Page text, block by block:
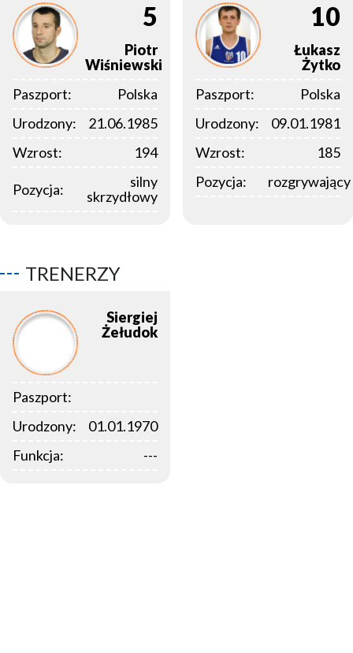
5
Piotr
Wiśniewski
Paszport:
Polska
Urodzony:
21.06.1985
Wzrost:
194
Pozycja:
silny
skrzydłowy
10
Łukasz
Żytko
Paszport:
Polska
Urodzony:
09.01.1981
Wzrost:
185
Pozycja:
rozgrywający
TRENERZY
Siergiej
Żełudok
Paszport:
Urodzony:
01.01.1970
Funkcja:
---